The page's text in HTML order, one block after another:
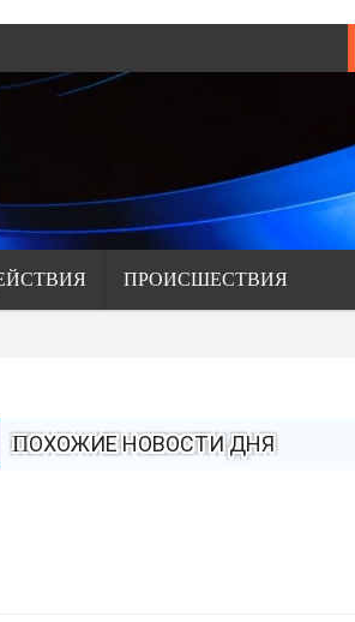
ПРОИСШЕСТВИЯ
ПОХОЖИЕ НОВОСТИ ДНЯ